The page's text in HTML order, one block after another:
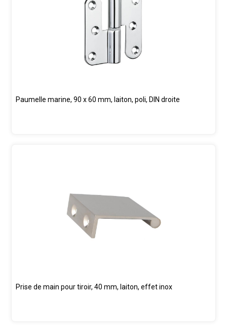
Paumelle marine, 90 x 60 mm, laiton, poli, DIN droite
Prise de main pour tiroir, 40 mm, laiton, effet inox